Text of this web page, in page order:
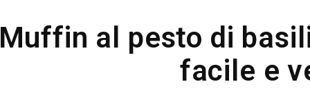
Muffin al pesto di
facile e